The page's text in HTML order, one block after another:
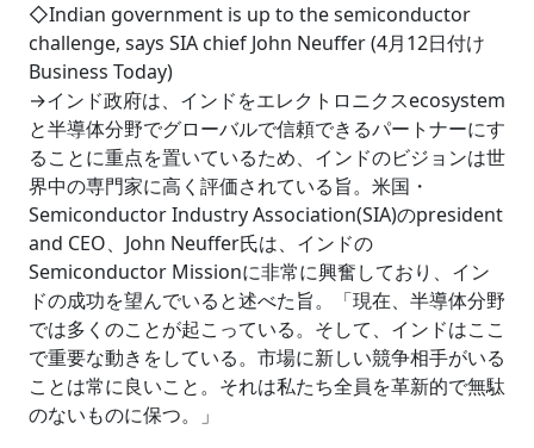
◇Indian government is up to the semiconductor
challenge, says SIA chief John Neuffer (4月12日付け
Business Today)
→インド政府は、インドをエレクトロニクスecosystem
と半導体分野でグローバルで信頼できるパートナーにす
ることに重点を置いているため、インドのビジョンは世
界中の専門家に高く評価されている旨。米国・
Semiconductor Industry Association(SIA)のpresident
and CEO、John Neuffer氏は、インドの
Semiconductor Missionに非常に興奮しており、イン
ドの成功を望んでいると述べた旨。「現在、半導体分野
では多くのことが起こっている。そして、インドはここ
で重要な動きをしている。市場に新しい競争相手がいる
ことは常に良いこと。それは私たち全員を革新的で無駄
のないものに保つ。」